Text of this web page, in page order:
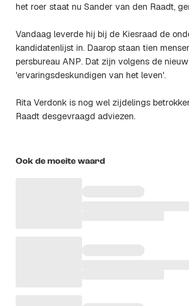
het roer staat nu Sander van den Raadt,
Vandaag leverde hij bij de Kiesraad de
kandidatenlijst in. Daarop staan tien
persbureau ANP. Dat zijn volgens de
'ervaringsdeskundigen van het leven'.
Rita Verdonk is nog wel zijdelings
Raadt desgevraagd adviezen.
Ook de moeite waard